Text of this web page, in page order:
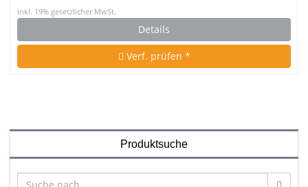
inkl. 19% gesetzlicher MwSt.
Details
Verf. prüfen *
Produktsuche